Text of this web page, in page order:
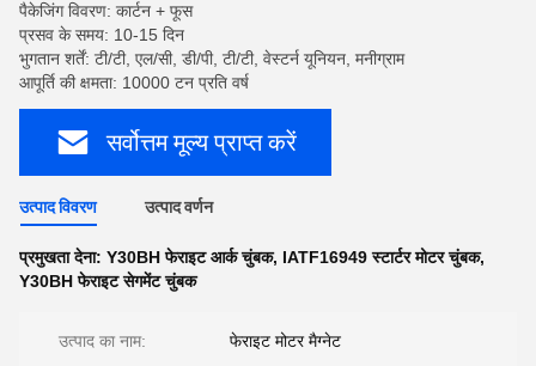
पैकेजिंग विवरण: कार्टन + फूस
प्रसव के समय: 10-15 दिन
भुगतान शर्तें: टी/टी, एल/सी, डी/पी, टी/टी, वेस्टर्न यूनियन, मनीग्राम
आपूर्ति की क्षमता: 10000 टन प्रति वर्ष
सर्वोत्तम मूल्य प्राप्त करें
उत्पाद विवरण उत्पाद वर्णन
प्रमुखता देना: Y30BH फेराइट आर्क चुंबक, IATF16949 स्टार्टर मोटर चुंबक,
Y30BH फेराइट सेगमेंट चुंबक
उत्पाद का नाम: फेराइट मोटर मैग्नेट